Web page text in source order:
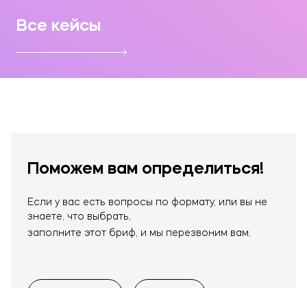
Все кейсы
Поможем вам определиться!
Если у вас есть вопросы по формату, или вы не
знаете, что выбрать,
заполните этот бриф, и мы перезвоним вам.